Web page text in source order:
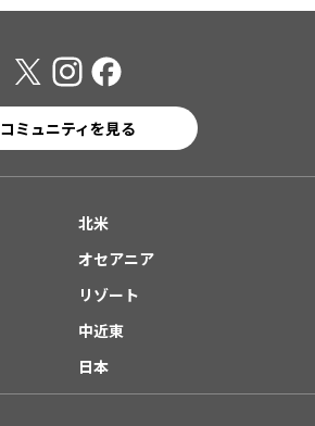
コミュニティを見る
北米
オセアニア
リゾート
中近東
日本